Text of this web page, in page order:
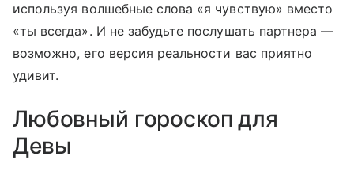
используя волшебные слова «я чувствую» вместо
«ты всегда». И не забудьте послушать партнера —
возможно, его версия реальности вас приятно
удивит.
Любовный гороскоп для
Девы